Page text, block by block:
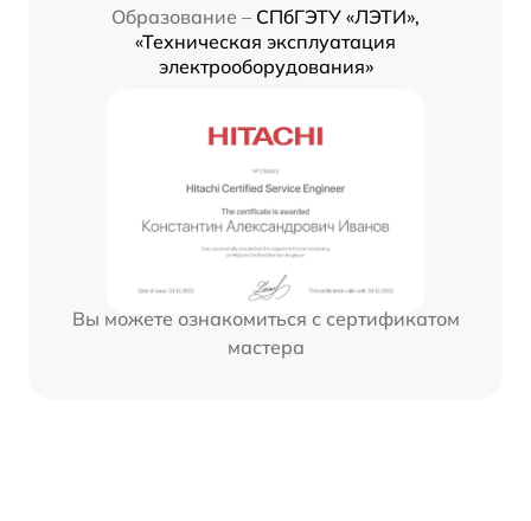
Образование – СПбГЭТУ «ЛЭТИ»,
«Техническая эксплуатация
электрооборудования»
Вы можете ознакомиться с сертификатом
мастера